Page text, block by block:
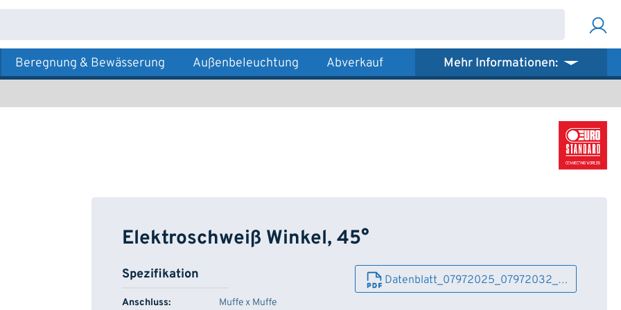
Beregnung & Bewässerung Außenbeleuchtung Abverkauf Mehr Informationen:
Elektroschweiß Winkel, 45°
Spezifikation Datenblatt_07972025_07972032_…
Anschluss:
Muffe x Muffe